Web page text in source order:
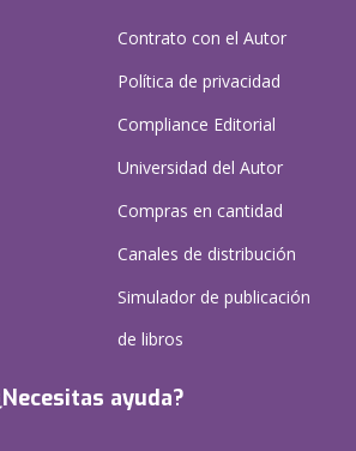
Contrato con el Autor
Política de privacidad
Compliance Editorial
Universidad del Autor
Compras en cantidad
Canales de distribución
Simulador de publicación
de libros
ayuda?